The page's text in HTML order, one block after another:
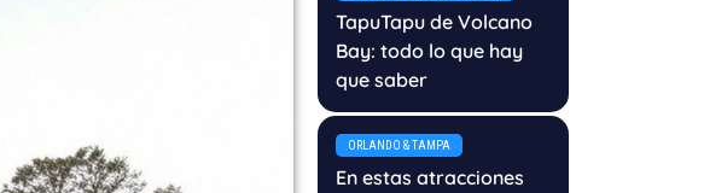
TapuTapu de Volcano
Bay: todo lo que hay
que saber
ORLANDO & TAMPA
En estas atracciones